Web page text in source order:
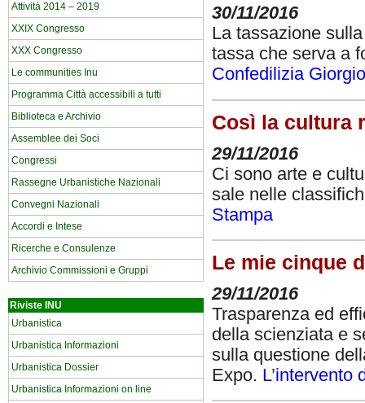
Attività 2014 – 2019
XXIX Congresso
XXX Congresso
Le communities Inu
Programma Città accessibili a tutti
Biblioteca e Archivio
Assemblee dei Soci
Congressi
Rassegne Urbanistiche Nazionali
Convegni Nazionali
Accordi e Intese
Ricerche e Consulenze
Archivio Commissioni e Gruppi
Riviste INU
Urbanistica
Urbanistica Informazioni
Urbanistica Dossier
Urbanistica Informazioni on line
30/11/2016
La tassazione
tassa che serva a
Confedilizia
Così la cultura
29/11/2016
Ci sono arte e
sale nelle
Stampa
Le mie cinque
29/11/2016
Trasparenza ed
della scienziata e
sulla questione
Expo. L’intervento